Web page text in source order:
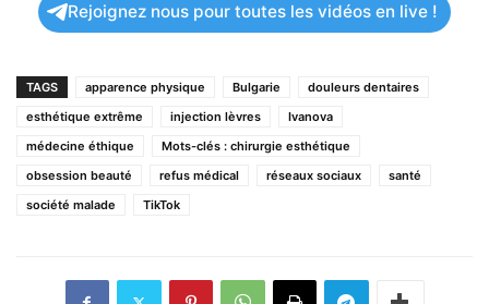
Rejoignez nous pour toutes les vidéos en live !
TAGS apparence physique Bulgarie
douleurs dentaires
esthétique extrême
injection lèvres
Ivanova
médecine éthique
Mots-clés : chirurgie esthétique
obsession beauté
refus médical réseaux sociaux
santé
société malade
TikTok